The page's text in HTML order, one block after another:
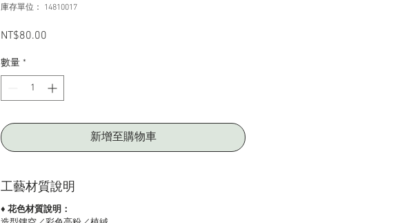
庫存單位： 14810017
NT$80.00
數量 *
新增至購物車
工藝材質說明
♦ 花色材質說明：